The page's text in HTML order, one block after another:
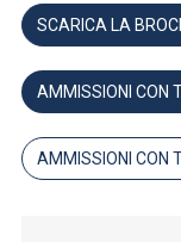
Facoltà e
SEI UNO STUDENTE
SCARICA LA
AMMISSIONI CON
AMMISSIONI CON